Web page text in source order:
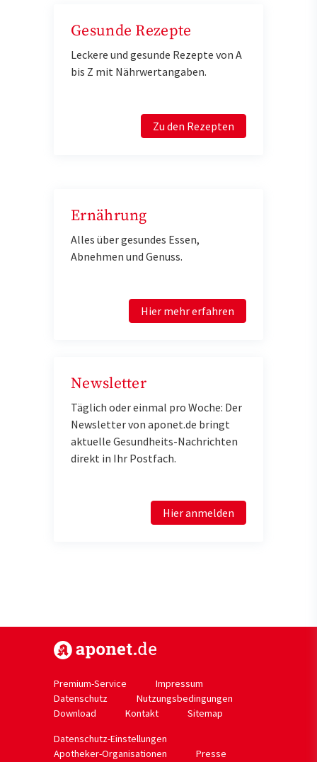
Gesunde Rezepte
Leckere und gesunde Rezepte von A
bis Z mit Nährwertangaben.
Zu den Rezepten
Ernährung
Alles über gesundes Essen,
Abnehmen und Genuss.
Hier mehr erfahren
Newsletter
Täglich oder einmal pro Woche: Der
Newsletter von aponet.de bringt
aktuelle Gesundheits-Nachrichten
direkt in Ihr Postfach.
Hier anmelden
Premium-Service
Impressum
Datenschutz
Nutzungsbedingungen
Download
Kontakt
Sitemap
Datenschutz-Einstellungen
Apotheker-Organisationen
Presse